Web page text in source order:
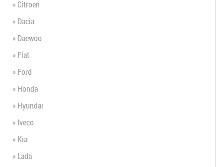
» Citroen
» Dacia
» Daewoo
» Fiat
» Ford
» Honda
» Hyundaı
» Iveco
» Kıa
» Lada